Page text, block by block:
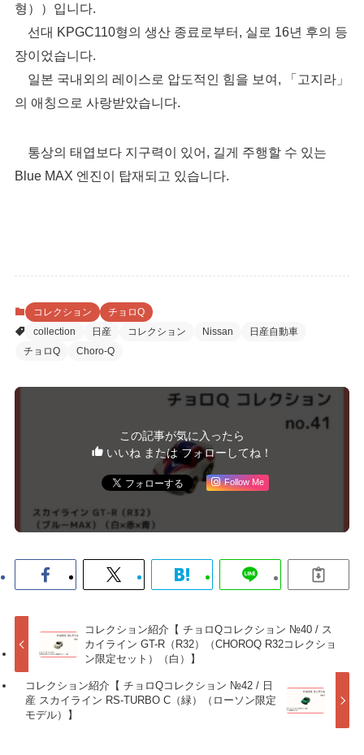
형））입니다.
선대 KPGC110형의 생산 종료로부터, 실로 16년 후의 등
장이었습니다.
일본 국내외의 레이스로 압도적인 힘을 보여, 「고지라」
의 애칭으로 사랑받았습니다.
통상의 태엽보다 지구력이 있어, 길게 주행할 수 있는
Blue MAX 엔진이 탑재되고 있습니다.
コレクション
チョロQ
collection
日産 コレクション Nissan
日産自動車
チョロQ
Choro-Q
この記事が気に入ったら
いいね または フォローしてね！
Follow Me
コレクション紹介【 チョロQコレクション №40 / ス
カイライン GT-R（R32）（CHOROQ R32コレクショ
ン限定セット）（白）】
コレクション紹介【 チョロQコレクション №42 / 日
産 スカイライン RS-TURBO C（緑）（ローソン限定
モデル）】